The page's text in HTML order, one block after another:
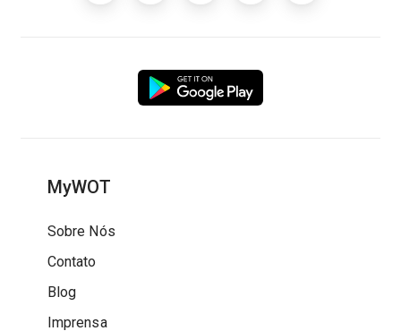
MyWOT
Sobre Nós
Contato
Blog
Imprensa